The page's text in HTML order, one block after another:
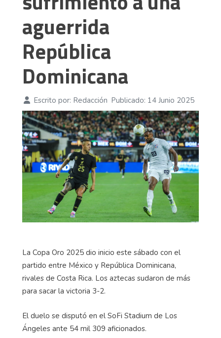
aguerrida
República
Dominicana
Escrito por: Redacción Publicado: 14 Junio 2025
La Copa Oro 2025 dio inicio este sábado con el
partido entre México y República Dominicana,
rivales de Costa Rica. Los aztecas sudaron de más
para sacar la victoria 3-2.
El duelo se disputó en el SoFi Stadium de Los
Ángeles ante 54 mil 309 aficionados.